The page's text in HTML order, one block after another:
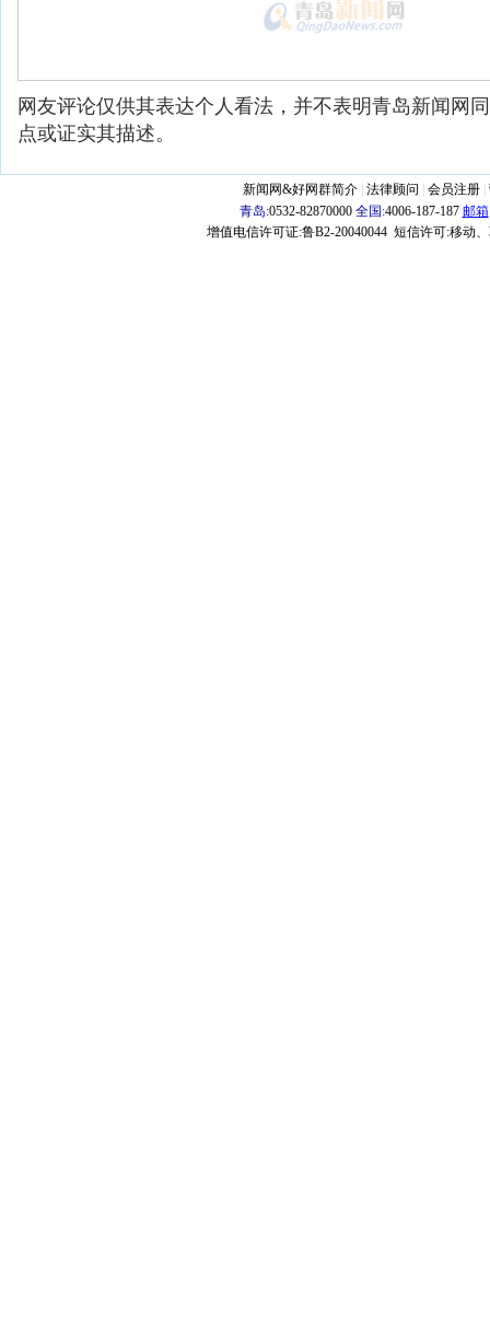
网友评论仅供其表达个人看法，并不表明青岛新闻网
点或证实其描述。